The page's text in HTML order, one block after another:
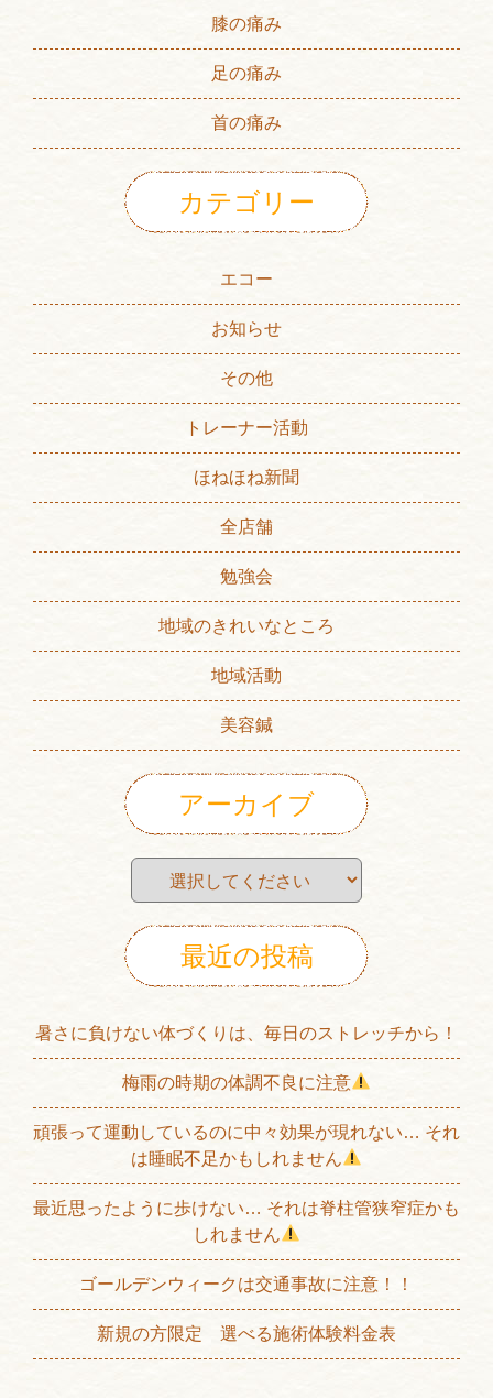
膝の痛み
足の痛み
首の痛み
カテゴリー
エコー
お知らせ
その他
トレーナー活動
ほねほね新聞
全店舗
勉強会
地域のきれいなところ
地域活動
美容鍼
アーカイブ
最近の投稿
暑さに負けない体づくりは、毎日のストレッチから！
梅雨の時期の体調不良に注意
頑張って運動しているのに中々効果が現れない… それ
は睡眠不足かもしれません
最近思ったように歩けない… それは脊柱管狭窄症かも
しれません
ゴールデンウィークは交通事故に注意！！
新規の方限定 選べる施術体験料金表